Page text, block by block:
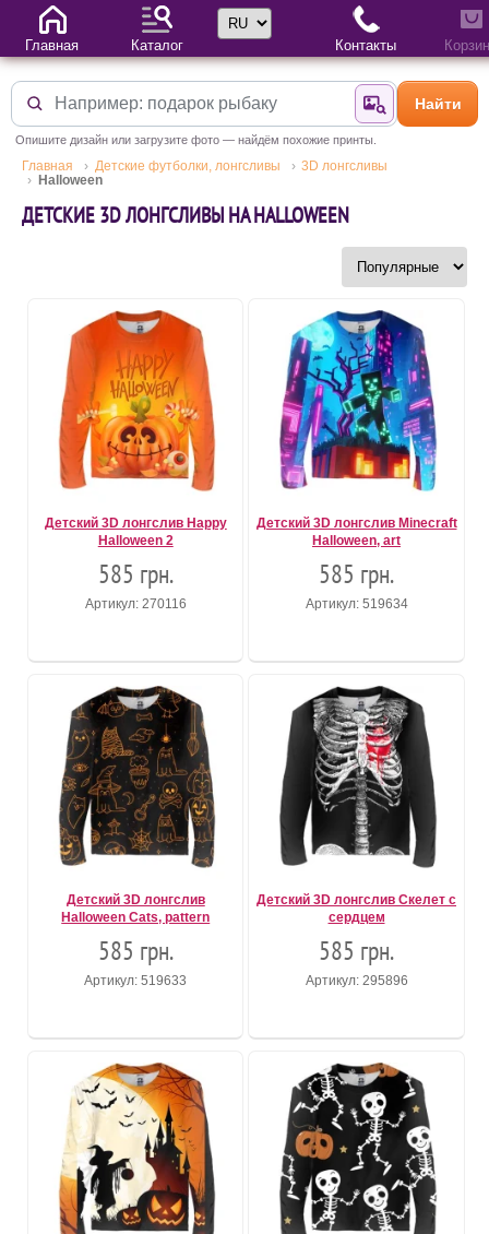
Найти поНайти
Опишите дизайн или загрузите фото — найдём похожие принты.
Главная Детские футболки, лонгсливы
3D лонгсливы
Halloween
ДЕТСКИЕ 3D ЛОНГСЛИВЫ НА HALLOWEEN
Детский 3D лонгслив Happy
Halloween 2
585 грн.
Артикул: 270116
Детский 3D лонгслив Minecraft
Halloween, art
585 грн.
Артикул: 519634
Детский 3D лонгслив
Halloween Cats, pattern
585 грн.
Артикул: 519633
Детский 3D лонгслив Скелет с
сердцем
585 грн.
Артикул: 295896
Главная Каталог
Выбор языка
Контакты